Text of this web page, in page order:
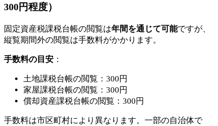
300円程度）
固定資産税課税台帳の閲覧は年間を通じて可能ですが、
縦覧期間外の閲覧は手数料がかかります。
手数料の目安 ：
土地課税台帳の閲覧：300円
家屋課税台帳の閲覧：300円
償却資産課税台帳の閲覧：300円
手数料は市区町村により異なります。一部の自治体で